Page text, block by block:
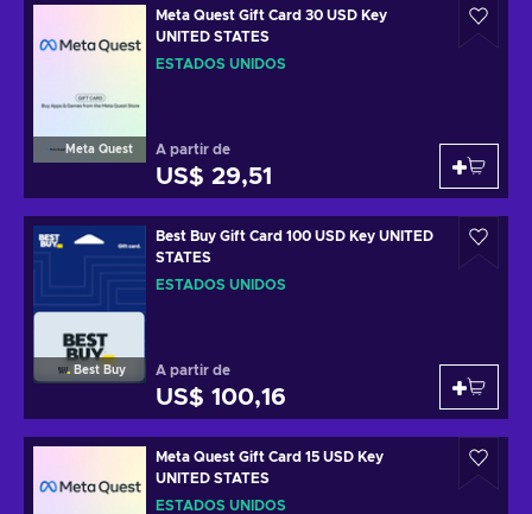
Meta Quest
Meta Quest Gift Card 30 USD Key
UNITED STATES
ESTADOS UNIDOS
A partir de
US$ 29,51
Best Buy
Best Buy Gift Card 100 USD Key UNITED
STATES
ESTADOS UNIDOS
A partir de
US$ 100,16
Meta Quest Gift Card 15 USD Key
UNITED STATES
ESTADOS UNIDOS